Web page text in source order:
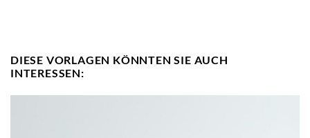
DIESE VORLAGEN KÖNNTEN SIE AUCH
INTERESSEN: